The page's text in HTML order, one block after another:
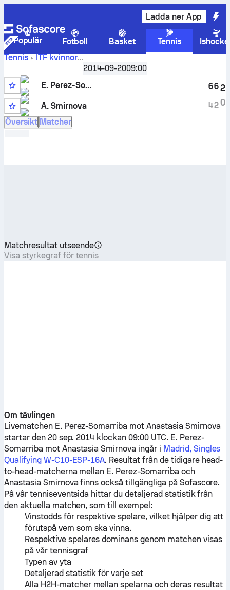
Ladda ner App
Populär Fotboll Basket Tennis
Tennis
ITF kvinnor
Madrid, Singles Qualifying W-C10-ESP-16A
Liveresultat och H2H-resultat för
Anastasia Smirnova
2014-09-2009:00
E. Perez-Somarriba
A. Smirnova
6
4
6
2
2
0
Översikt Matcher
Matchresultat utseende
Visa styrkegraf för tennis
Om tävlingen
Livematchen E. Perez-Somarriba motAnastasia Smirnova
startar den 20 sep. 2014 klockan 09:00 UTC. E. Perez-
Somarriba mot Anastasia Smirnova ingår i Madrid, Singles
Qualifying W-C10-ESP-16A. Resultat från de tidigare head-
to-head-matcherna mellan E. Perez-Somarriba och
Anastasia Smirnova finns också tillgängliga på Sofascore.
På vår tenniseventsida hittar du detaljerad statistik från
den aktuella matchen, som till exempel:
Vinstodds för respektive spelare, vilket hjälper dig att
förutspå vem som ska vinna.
Respektive spelares dominans genom matchen visas
på vår tennisgraf
Typen av yta
Detaljerad statistik för varje set
Alla H2H-matcher mellan spelarna och deras resultat